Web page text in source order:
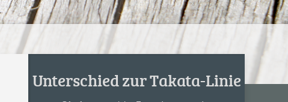
Unterschied zur Takata-Linie